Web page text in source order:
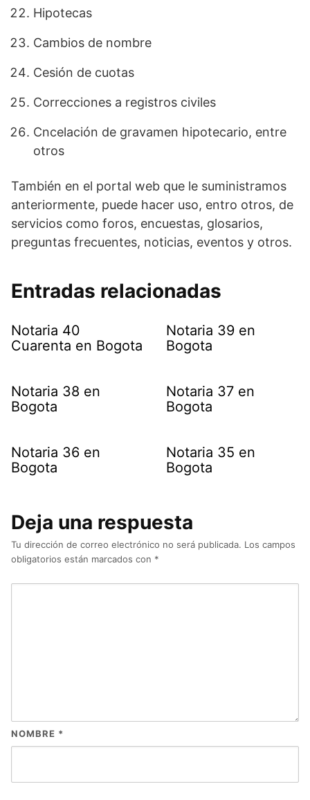
Hipotecas
Cambios de nombre
Cesión de cuotas
Correcciones a registros civiles
Cncelación de gravamen hipotecario, entre
otros
También en el portal web que le suministramos
anteriormente, puede hacer uso, entro otros, de
servicios como foros, encuestas, glosarios,
preguntas frecuentes, noticias, eventos y otros.
Entradas relacionadas
Notaria 40
Cuarenta en Bogota
Notaria 39 en
Bogota
Notaria 38 en
Bogota
Notaria 37 en
Bogota
Notaria 36 en
Bogota
Notaria 35 en
Bogota
Deja una respuesta
Tu dirección de correo electrónico no será publicada. Los campos
obligatorios están marcados con *
NOMBRE *